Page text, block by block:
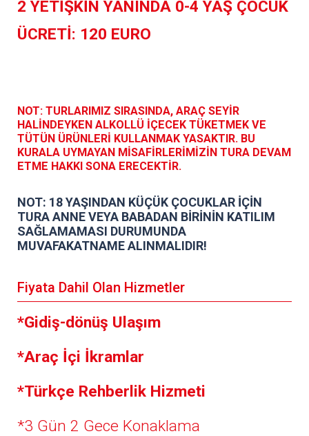
2 YETİŞKİN YANINDA 0-4 YAŞ ÇOCUK
ÜCRETİ: 120 EURO
NOT: TURLARIMIZ SIRASINDA, ARAÇ SEYİR
HALİNDEYKEN ALKOLLÜ İÇECEK TÜKETMEK VE
TÜTÜN ÜRÜNLERİ KULLANMAK YASAKTIR. BU
KURALA UYMAYAN MİSAFİRLERİMİZİN TURA DEVAM
ETME HAKKI SONA ERECEKTİR.
NOT: 18 YAŞINDAN KÜÇÜK ÇOCUKLAR İÇİN
TURA ANNE VEYA BABADAN BİRİNİN KATILIM
SAĞLAMAMASI DURUMUNDA
MUVAFAKATNAME ALINMALIDIR!
Fiyata Dahil Olan Hizmetler
*Gidiş-dönüş Ulaşım
*Araç İçi İkramlar
*Türkçe Rehberlik Hizmeti
*3 Gün 2 Gece Konaklama